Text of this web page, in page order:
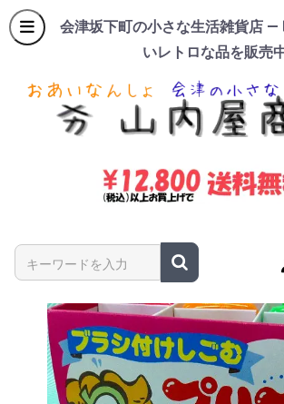
会津坂下町の小さな生活雑貨店 —
いレトロな品を販売
商品名やキーワードを入力